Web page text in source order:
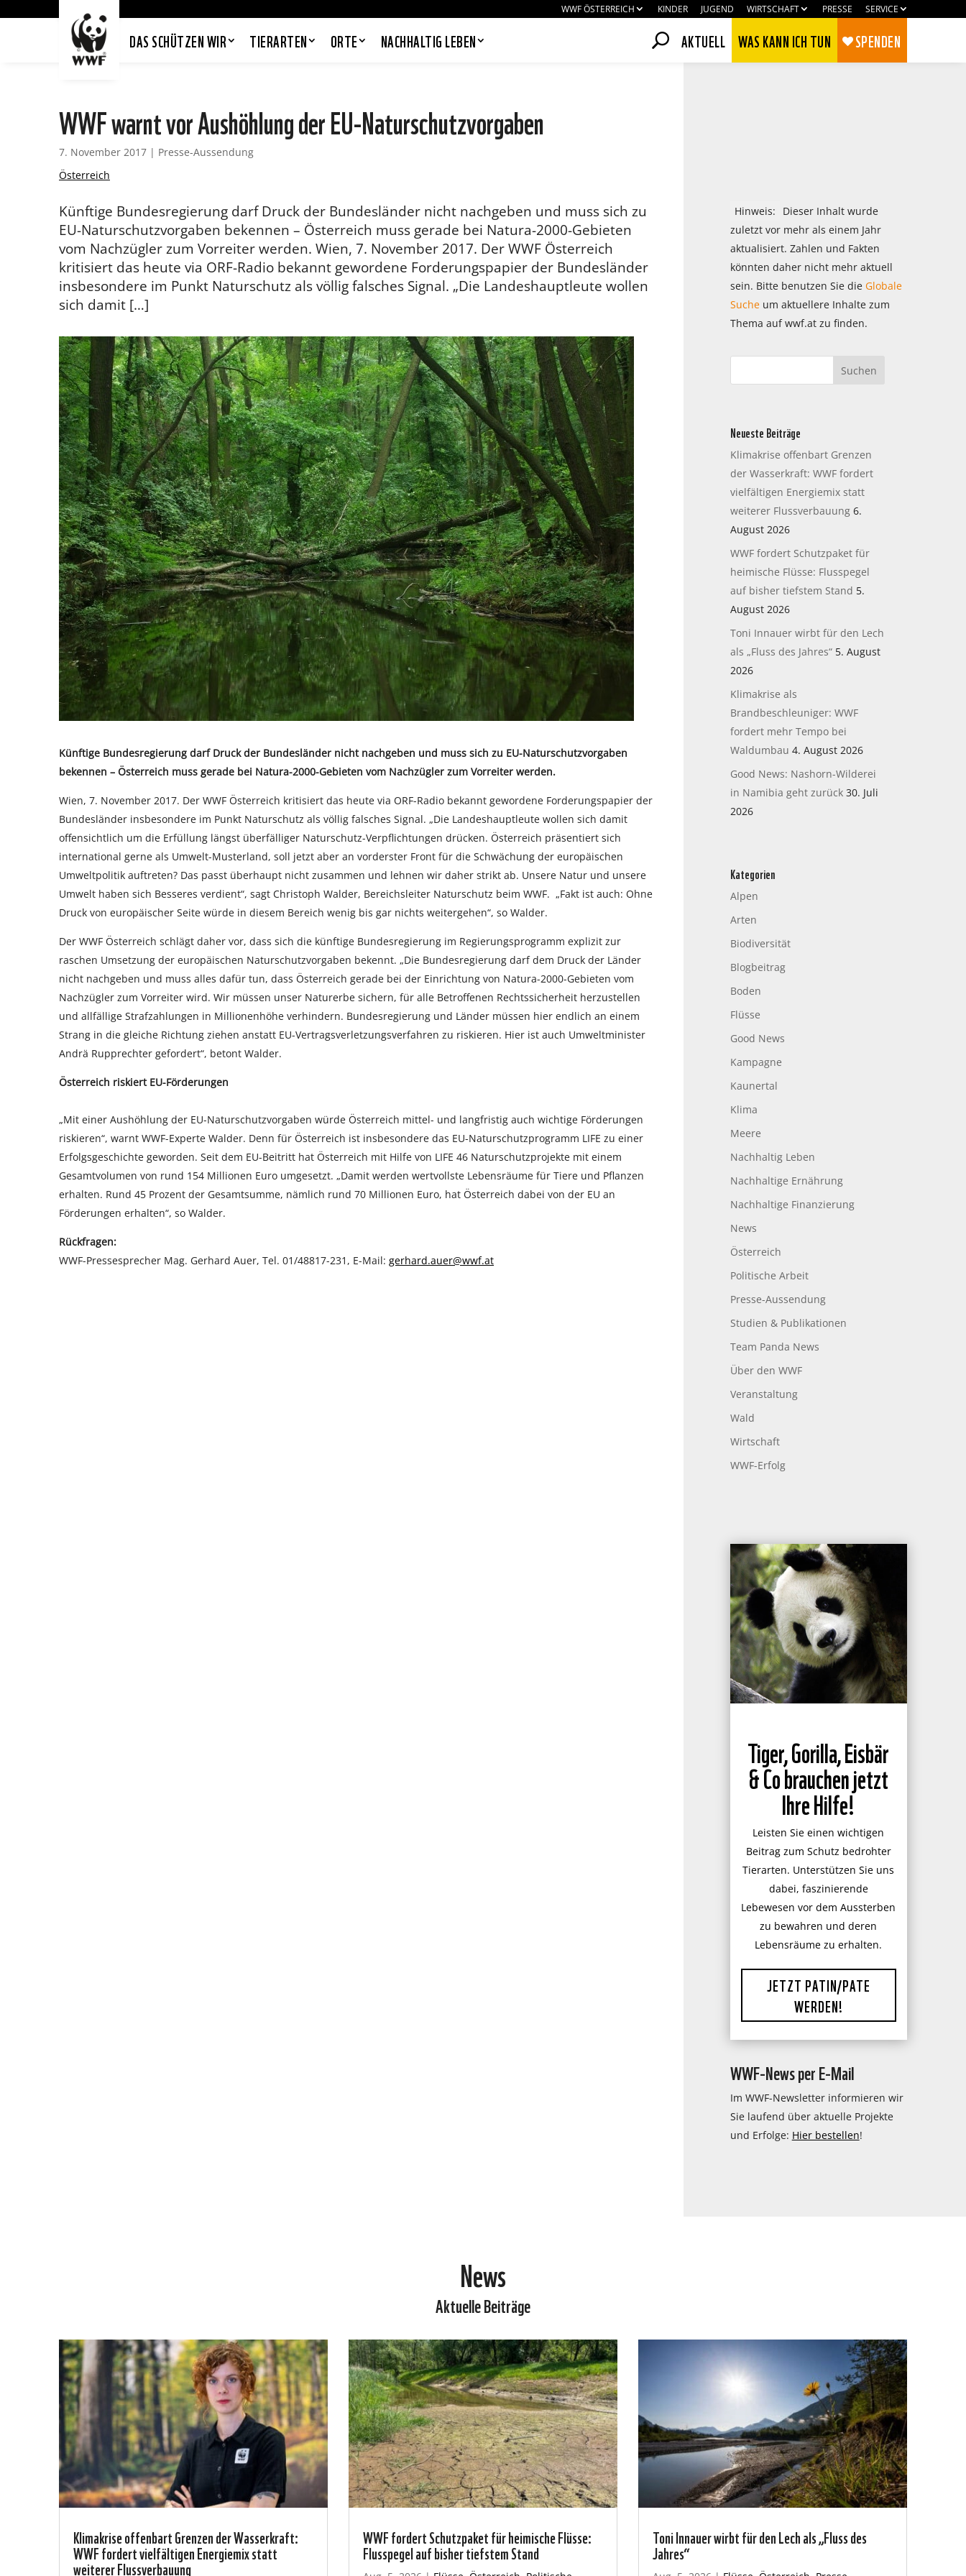
WWF ÖSTERREICH KINDER JUGEND WIRTSCHAFT PRESSE SERVICE
DAS SCHÜTZEN WIR TIERARTEN ORTE NACHHALTIG LEBEN AKTUELL WAS KANN ICH TUN SPENDEN
WWF warnt vor Aushöhlung der EU-Naturschutzvorgaben
7. November 2017 | Presse-Aussendung
Österreich
Künftige Bundesregierung darf Druck der Bundesländer nicht nachgeben und muss sich zu
EU-Naturschutzvorgaben bekennen – Österreich muss gerade bei Natura-2000-Gebieten
vom Nachzügler zum Vorreiter werden. Wien, 7. November 2017. Der WWF Österreich
kritisiert das heute via ORF-Radio bekannt gewordene Forderungspapier der Bundesländer
insbesondere im Punkt Naturschutz als völlig falsches Signal. „Die Landeshauptleute wollen
sich damit […]
Künftige Bundesregierung darf Druck der Bundesländer nicht nachgeben und muss sich zu EU-Naturschutzvorgaben
bekennen – Österreich muss gerade bei Natura-2000-Gebieten vom Nachzügler zum Vorreiter werden.
Wien, 7. November 2017. Der WWF Österreich kritisiert das heute via ORF-Radio bekannt gewordene Forderungspapier der
Bundesländer insbesondere im Punkt Naturschutz als völlig falsches Signal. „Die Landeshauptleute wollen sich damit
offensichtlich um die Erfüllung längst überfälliger Naturschutz-Verpflichtungen drücken. Österreich präsentiert sich
international gerne als Umwelt-Musterland, soll jetzt aber an vorderster Front für die Schwächung der europäischen
Umweltpolitik auftreten? Das passt überhaupt nicht zusammen und lehnen wir daher strikt ab. Unsere Natur und unsere
Umwelt haben sich Besseres verdient“, sagt Christoph Walder, Bereichsleiter Naturschutz beim WWF. „Fakt ist auch: Ohne
Druck von europäischer Seite würde in diesem Bereich wenig bis gar nichts weitergehen“, so Walder.
Der WWF Österreich schlägt daher vor, dass sich die künftige Bundesregierung im Regierungsprogramm explizit zur
raschen Umsetzung der europäischen Naturschutzvorgaben bekennt. „Die Bundesregierung darf dem Druck der Länder
nicht nachgeben und muss alles dafür tun, dass Österreich gerade bei der Einrichtung von Natura-2000-Gebieten vom
Nachzügler zum Vorreiter wird. Wir müssen unser Naturerbe sichern, für alle Betroffenen Rechtssicherheit herzustellen
und allfällige Strafzahlungen in Millionenhöhe verhindern. Bundesregierung und Länder müssen hier endlich an einem
Strang in die gleiche Richtung ziehen anstatt EU-Vertragsverletzungsverfahren zu riskieren. Hier ist auch Umweltminister
Andrä Rupprechter gefordert“, betont Walder.
Österreich riskiert EU-Förderungen
„Mit einer Aushöhlung der EU-Naturschutzvorgaben würde Österreich mittel- und langfristig auch wichtige Förderungen
riskieren“, warnt WWF-Experte Walder. Denn für Österreich ist insbesondere das EU-Naturschutzprogramm LIFE zu einer
Erfolgsgeschichte geworden. Seit dem EU-Beitritt hat Österreich mit Hilfe von LIFE 46 Naturschutzprojekte mit einem
Gesamtvolumen von rund 154 Millionen Euro umgesetzt. „Damit werden wertvollste Lebensräume für Tiere und Pflanzen
erhalten. Rund 45 Prozent der Gesamtsumme, nämlich rund 70 Millionen Euro, hat Österreich dabei von der EU an
Förderungen erhalten“, so Walder.
Rückfragen:
WWF-Pressesprecher Mag. Gerhard Auer, Tel. 01/48817-231, E-Mail: gerhard.auer@wwf.at
Hinweis:
Dieser Inhalt wurde
zuletzt vor mehr als einem Jahr
aktualisiert. Zahlen und Fakten
könnten daher nicht mehr aktuell
sein. Bitte benutzen Sie die Globale
Sucheum aktuellere Inhalte zum
Thema auf wwf.at zu finden.
Neueste Beiträge
Klimakrise offenbart Grenzen
der Wasserkraft: WWF fordert
vielfältigen Energiemix statt
weiterer Flussverbauung 6.
August 2026
WWF fordert Schutzpaket für
heimische Flüsse: Flusspegel
auf bisher tiefstem Stand 5.
August 2026
Toni Innauer wirbt für den Lech
als „Fluss des Jahres“ 5. August
2026
Klimakrise als
Brandbeschleuniger: WWF
fordert mehr Tempo bei
Waldumbau 4. August 2026
Good News: Nashorn-Wilderei
in Namibia geht zurück 30. Juli
2026
Kategorien
Alpen
Arten
Biodiversität
Blogbeitrag
Boden
Flüsse
Good News
Kampagne
Kaunertal
Klima
Meere
Nachhaltig Leben
Nachhaltige Ernährung
Nachhaltige Finanzierung
News
Österreich
Politische Arbeit
Presse-Aussendung
Studien & Publikationen
Team Panda News
Über den WWF
Veranstaltung
Wald
Wirtschaft
WWF-Erfolg
Tiger, Gorilla, Eisbär
& Co brauchen jetzt
Ihre Hilfe!
Leisten Sie einen wichtigen
Beitrag zum Schutz bedrohter
Tierarten. Unterstützen Sie uns
dabei, faszinierende
Lebewesen vor dem Aussterben
zu bewahren und deren
Lebensräume zu erhalten.
JETZT PATIN/PATE
WERDEN!
WWF-News per E-Mail
Im WWF-Newsletter informieren wir
Sie laufend über aktuelle Projekte
und Erfolge: Hier bestellen!
News
Aktuelle Beiträge
Klimakrise offenbart Grenzen der Wasserkraft:
WWF fordert vielfältigen Energiemix statt
weiterer Flussverbauung
WWF fordert Schutzpaket für heimische Flüsse:
Flusspegel auf bisher tiefstem Stand
Toni Innauer wirbt für den Lech als „Fluss des
Jahres“
uns eine Analyse der Zugriffe auf die
Website. Infos dazu findest du in unserer
Datenschutzerklärung. Unter
Einstellungen
kannst du verwalten,
welche Art von Cookies gesetzt werden.
Deine Auswahl kannst du über den
entsprechenden Link im Footer der
Website jederzeit widerrufen.
Ablehnen